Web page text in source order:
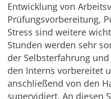
Entwicklung von
Prüfungsvorbereitung,
Stress sind weitere
Stunden werden sehr
der Selbsterfahrung
den Interns vorbereitet
anschließend von den
supervidiert. An diesen